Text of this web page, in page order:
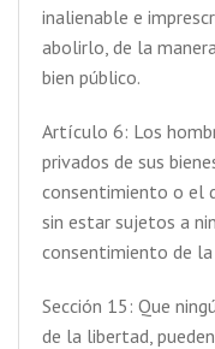
inalienable e
abolirlo, de la
bien público.
Artículo 6: Los
privados de sus
consentimiento o el
sin estar sujetos a
consentimiento de la
Sección 15: Que
de la libertad,